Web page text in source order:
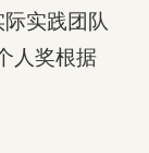
实践团队
人奖根据